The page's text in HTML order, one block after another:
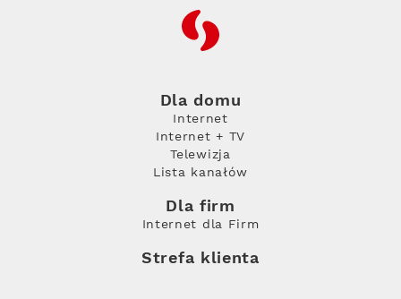
RFC
Dla domu
Internet
Internet + TV
Telewizja
Lista kanałów
Dla firm
Internet dla Firm
Strefa klienta